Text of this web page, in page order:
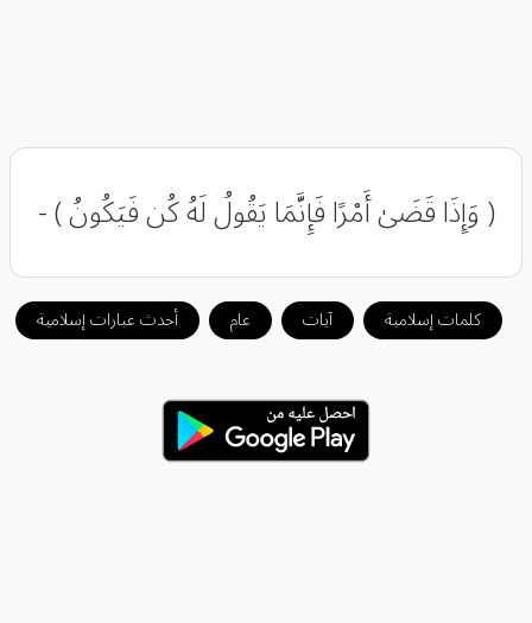
( وَإِذَا قَضَىٰ أَمْرًا فَإِنَّمَا يَقُولُ لَهُ كُن فَيَكُونُ ) -
كلمات إسلامية آيات عام أحدث عبارات إسلامية